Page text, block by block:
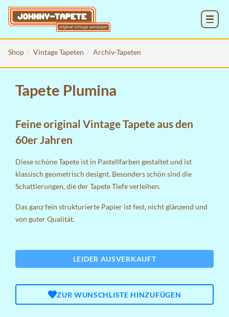
Shop Vintage Tapeten Archiv-Tapeten
Tapete Plumina
Feine original Vintage Tapete aus den
60er Jahren
Diese schöne Tapete ist in Pastellfarben gestaltet und ist
klassisch geometrisch designt. Besonders schön sind die
Schattierungen, die der Tapete Tiefe verleihen.
Das ganz fein strukturierte Papier ist fest, nicht glänzend und
von guter Qualität.
LEIDER AUSVERKAUFT
ZUR WUNSCHLISTE HINZUFÜGEN